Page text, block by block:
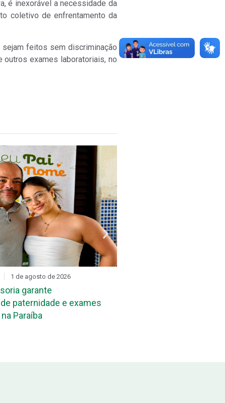
é inexorável a necessidade da
coletivo de enfrentamento da
feitos sem discriminação
exames laboratoriais, no
1 de agosto de 2026
garante
paternidade e exames
Paraíba